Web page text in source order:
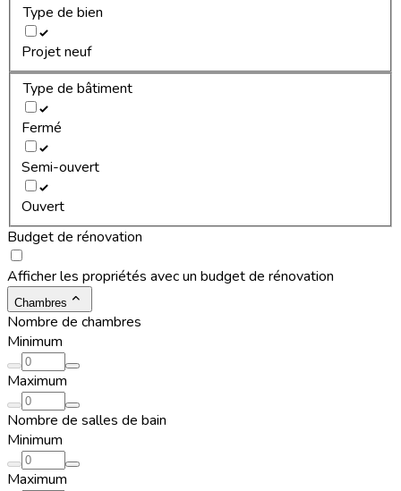
Type de bien
Projet neuf
Type de bâtiment
Fermé
Semi-ouvert
Ouvert
Budget de rénovation
Afficher les propriétés avec un budget de rénovation
Chambres
Nombre de chambres
Minimum
Maximum
Nombre de salles de bain
Minimum
Maximum